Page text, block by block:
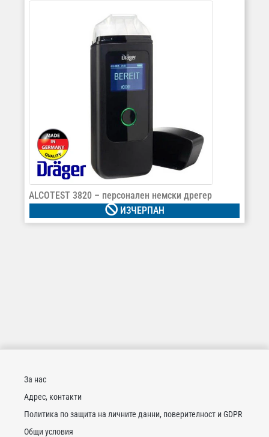
ALCOTEST 3820 – персонален немски дрегер
ИЗЧЕРПАН
За нас
Адрес, контакти
Политика по защита на личните данни, поверителност и GDPR
Общи условия